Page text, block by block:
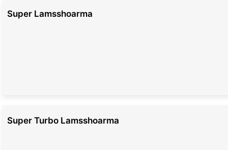
Super Lamsshoarma
Super Turbo Lamsshoarma